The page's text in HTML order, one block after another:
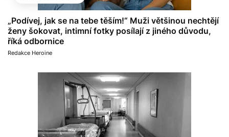
„Podívej, jak se na tebe těším!“ Muži většinou nechtějí
ženy šokovat, intimní fotky posílají z jiného důvodu,
říká odbornice
Redakce Heroine